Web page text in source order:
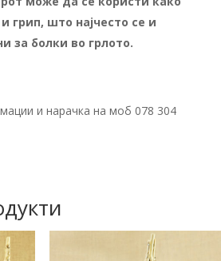
грип, што најчесто се и
за болки во грлото.
и нарачка на моб 078 304